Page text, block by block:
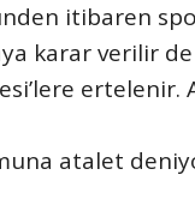
itibaren
karar verilir
ertelenir.
atalet